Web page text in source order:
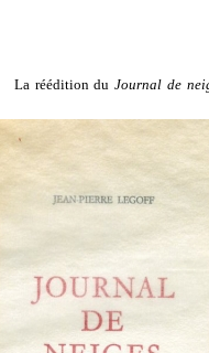
La réédition duJournal de